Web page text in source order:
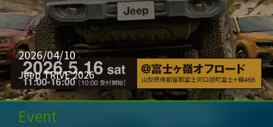
2026/04/10
Jeep TRIVE 2026
Event